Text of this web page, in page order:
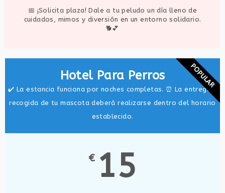
📅 ¡Solicita plaza! Dale a tu peludo un día lleno de
cuidados, mimos y diversión en un entorno solidario.
🐕💕
Hotel Para Perros
✔️ La estancia funciona por noches completas. ⏰ La entrega y
recogida de tu mascota deberá realizarse dentro del horario
establecido.
€ 15
POPULAR